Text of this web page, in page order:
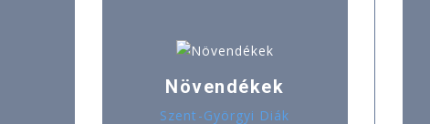
Növendékek
Szent-Györgyi Diák